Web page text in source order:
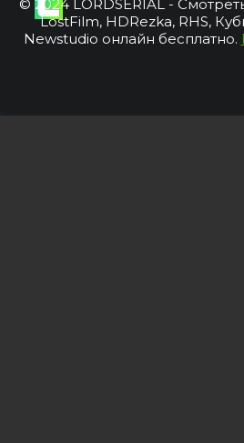
© 2024 LORDSERIAL -
LostFilm, HDRezka, RHS,
Newstudio онлайн бесплатно.